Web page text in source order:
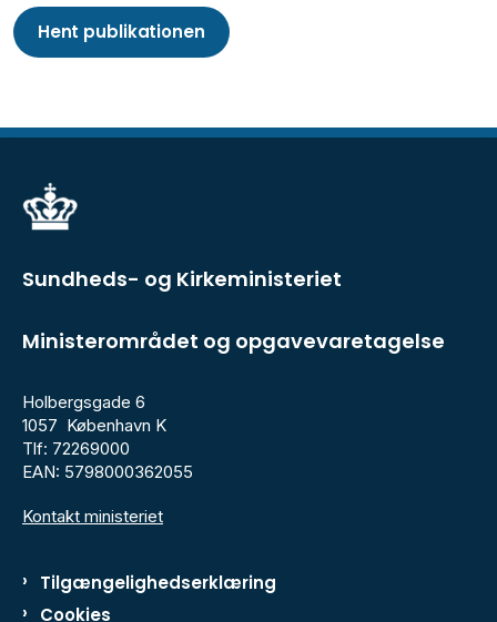
Hent publikationen
Sundheds- og Kirkeministeriet
Ministerområdet og opgavevaretagelse
Holbergsgade 6
1057 København K
Tlf: 72269000
EAN: 5798000362055
Kontakt ministeriet
Tilgængelighedserklæring
Cookies